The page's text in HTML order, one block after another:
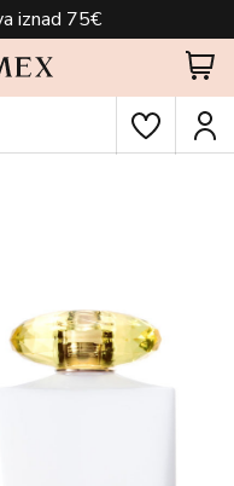
iznad 75€